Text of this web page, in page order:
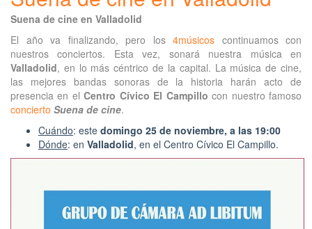
Suena de cine en Valladolid
El año va finalizando, pero los 4músicos continuamos con
nuestros conciertos. Esta vez, sonará nuestra música en
Valladolid, en lo más céntrico de la capital. La música de cine,
las mejores bandas sonoras de la historia harán acto de
presencia en elCentro Cívico El Campillo con nuestro famoso
concierto Suena de cine.
Cuándo: este domingo 25 de noviembre, a las 19:00
Dónde: en Valladolid, en el Centro Cívico El Campillo.